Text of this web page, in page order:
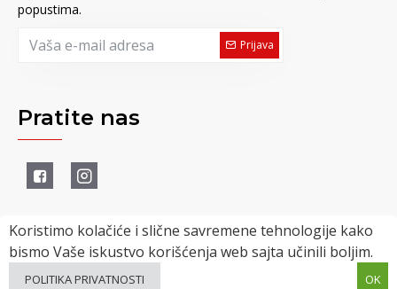
popustima.
Prijava
Pratite nas
Powered by uMagacin Team © 2022
OK
Koristimo kolačiće i slične savremene tehnologije kako
bismo Vaše iskustvo korišćenja web sajta učinili boljim.
POLITIKA PRIVATNOSTI